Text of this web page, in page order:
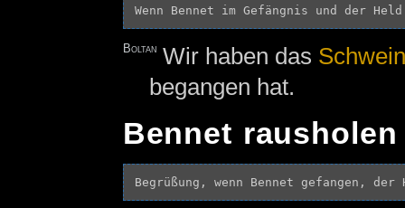
Boltan Wir haben das
begangen hat.
Bennet rausholen